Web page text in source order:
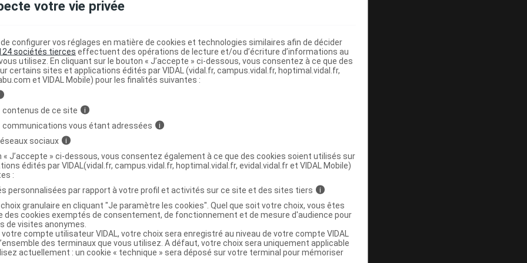
2024 - avec un record de 66 en métropole - mais
hebdomadaire et, sur les sept foyers identifiés
clos.
jusqu'ici se situent dans les régions Provence-
Rhône-Alpes, déjà affectées les années
Grand Est, Nouvelle-Aquitaine et Bourgogne-
: la fièvre "West Nile" ou fièvre du Nil occidental,
tigre mais la variété Culex, plus courante en France
l'instant, il n'y a certes pas de record battu pour
localisation confirme une transmission croissante
Outre ceux en Paca et en Occitanie,
France pour la première fois.
votre vie privée
configurer vos réglages en matière de cookies et technologies similaires afin de décider
sociétés tierces effectuent des opérations de lecture et/ou d’écriture d’informations au
utilisez. En cliquant sur le bouton « J’accepte » ci-dessous, vous consentez à ce que des
certains sites et applications édités par VIDAL (vidal.fr, campus.vidal.fr, hoptimal.vidal.fr,
et VIDAL Mobile) pour les finalités suivantes :
de ce site i
communications vous étant adressées i
sociaux i
« J’accepte » ci-dessous, vous consentez également à ce que des cookies soient utilisés sur
édités par VIDAL(vidal.fr, campus.vidal.fr, hoptimal.vidal.fr, evidal.vidal.fr et VIDAL Mobile)
:
personnalisées par rapport à votre profil et activités sur ce site et des sites tiers
i
granulaire en cliquant "Je paramètre les cookies". Quel que soit votre choix, vous êtes
des cookies exemptés de consentement, de fonctionnement et de mesure d'audience pour
de visites anonymes.
compte utilisateur VIDAL, votre choix sera enregistré au niveau de votre compte VIDAL
des terminaux que vous utilisez. A défaut, votre choix sera uniquement applicable
actuellement : un cookie « technique » sera déposé sur votre terminal pour mémoriser